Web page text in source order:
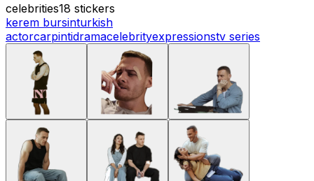
celebrities18 stickers
kerem bursinturkish
actorcarpintidramacelebrityexpressionstv series